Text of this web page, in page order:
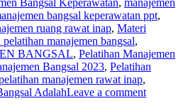
bangsal keperawatan ppt,
ruang rawat inap, Materi
pelatihan manajemen bangsal,
BANGSAL, Pelatihan Manajemen
Bangsal 2023, Pelatihan
manajemen rawat inap,
AdalahLeave a comment